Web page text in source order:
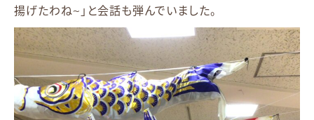
揚げたわね~」と会話も弾んでいました。